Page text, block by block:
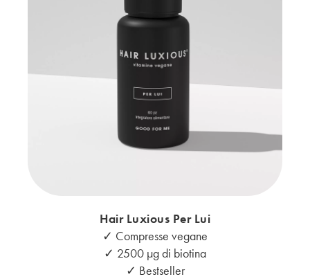
Hair Luxious Per Lui
✓ Compresse vegane
✓ 2500 μg di biotina
✓ Bestseller